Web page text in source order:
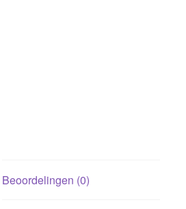
Beoordelingen (0)